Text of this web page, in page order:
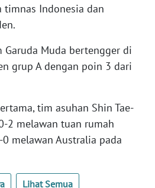
timnas Indonesia dan
Garuda Muda bertengger di
grup A dengan poin 3 dari
tim asuhan Shin Tae-
2 melawan tuan rumah
melawan Australia pada
Lihat Semua